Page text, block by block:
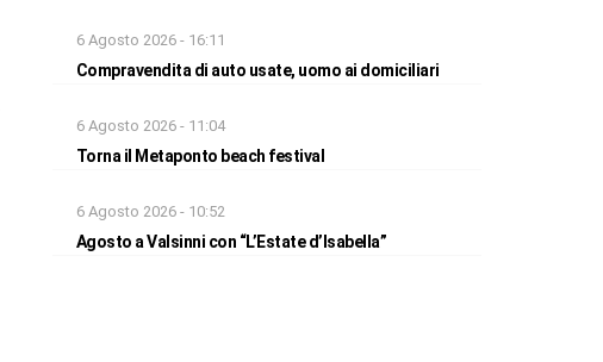
6 Agosto 2026 - 16:11
Compravendita di auto usate, uomo ai domiciliari
6 Agosto 2026 - 11:04
Torna il Metaponto beach festival
6 Agosto 2026 - 10:52
Agosto a Valsinni con “L’Estate d’Isabella”